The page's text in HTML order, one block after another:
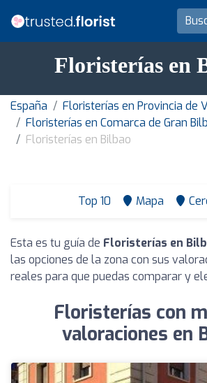
Floristerías en
España
Floristerías en Provincia de
Floristerías en Comarca de Gran
Floristerías en Bilbao
Top 10 Mapa
Esta es tu guía de Floristerías en
las opciones de la zona con sus
reales para que puedas comparar y
Floristerías con
valoraciones en